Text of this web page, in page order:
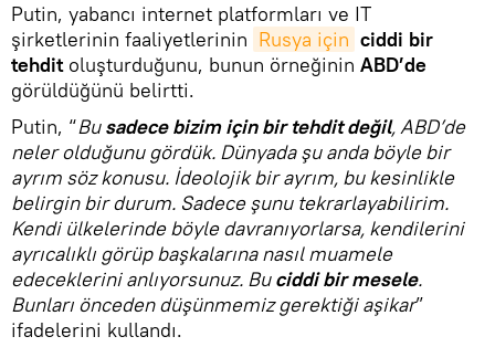
Putin, yabancı internet platformları ve IT
şirketlerinin faaliyetlerinin Rusya için ciddi bir
tehditoluşturduğunu, bunun örneğinin ABD’de
görüldüğünü belirtti.
Putin, “Busadece bizim için bir tehdit değil, ABD’de
neler olduğunu gördük. Dünyada şu anda böyle bir
ayrım söz konusu. İdeolojik bir ayrım, bu kesinlikle
belirgin bir durum. Sadece şunu tekrarlayabilirim.
Kendi ülkelerinde böyle davranıyorlarsa, kendilerini
ayrıcalıklı görüp başkalarına nasıl muamele
edeceklerini anlıyorsunuz. Buciddi bir mesele.
Bunları önceden düşünmemiz gerektiği aşikar”
ifadelerini kullandı.